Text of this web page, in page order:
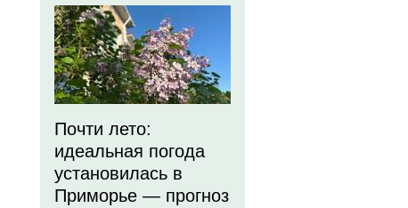
Почти лето:
идеальная погода
установилась в
Приморье — прогноз